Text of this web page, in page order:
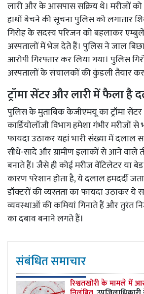
लारी और के आसपास सक्रिय थे। मरीजों
हाथों बेचने की सूचना पुलिस को लगातार
गिरोह के सदस्य परिजन को बहलाकर
अस्पतालों में भेज देते हैं। पुलिस ने जाल
आरोपी गिरफ्तार कर लिया गया। पुलिस
अस्पतालों के संचालकों की कुंडली तैयार कर
ट्रॉमा सेंटर और लारी में फैला है
पुलिस के मुताबिक केजीएमयू का ट्रॉमा
कार्डियोलॉजी विभाग हमेशा गंभीर मरीजों से
फायदा उठाकर यहां भारी संख्या में दलाल
सीधे-सादे और ग्रामीण इलाकों से आने वाले
बनाते हैं। जैसे ही कोई मरीज वेंटिलेटर या
कारण परेशान होता है, ये दलाल हमदर्दी
डॉक्टरों की व्यस्तता का फायदा उठाकर ये
व्यवस्थाओं की कमियां गिनाते हैं और तुरंत
का दबाव बनाने लगते हैं।
संबंधित समाचार
रिश्वतखोरी के मामले में